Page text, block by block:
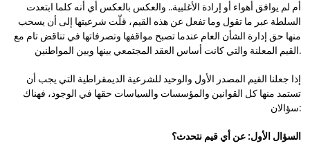
أم لم يوافق أهواء أو إرادة الأغلبية.. والعكس بالعكس أي أنه كلما ابتعدت
السلطة عبر ما تقول وما تفعل عن هذه القيم، قلّت شرعيتها إلى أن يسحب
منها حق إدارة الشأن العام عندما تصبح مواقفها وتصرفاتها في تناقض تام مع
القيم المعلنة والتي كانت أساس العقد المجتمعي بينها وبين المواطنين.
إذا جعلنا القيم المصدر الأول والوحيد للشرعية الديمقراطية التي يجب أن
تستمد منها كل القوانين والمؤسسات والسياسات حقها في الوجود، فهناك
سؤالان:
السؤال الأول: عن أي قيم نتحدث؟